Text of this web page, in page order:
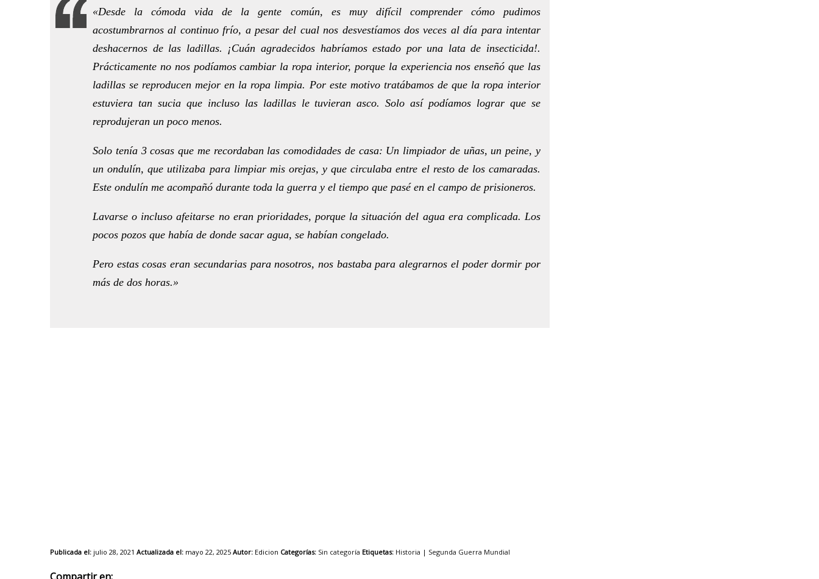
«Desde la cómoda vida de la gente común, es muy difícil comprender cómo pudimos
acostumbrarnos al continuo frío, a pesar del cual nos desvestíamos dos veces al día para intentar
deshacernos de las ladillas. ¡Cuán agradecidos habríamos estado por una lata de insecticida!.
Prácticamente no nos podíamos cambiar la ropa interior, porque la experiencia nos enseñó que las
ladillas se reproducen mejor en la ropa limpia. Por este motivo tratábamos de que la ropa interior
estuviera tan sucia que incluso las ladillas le tuvieran asco. Solo así podíamos lograr que se
reprodujeran un poco menos.
Solo tenía 3 cosas que me recordaban las comodidades de casa: Un limpiador de uñas, un peine, y
un ondulín, que utilizaba para limpiar mis orejas, y que circulaba entre el resto de los camaradas.
Este ondulín me acompañó durante toda la guerra y el tiempo que pasé en el campo de prisioneros.
Lavarse o incluso afeitarse no eran prioridades, porque la situación del agua era complicada. Los
pocos pozos que había de donde sacar agua, se habían congelado.
Pero estas cosas eran secundarias para nosotros, nos bastaba para alegrarnos el poder dormir por
más de dos horas.»
Publicada el: julio 28, 2021 Actualizada el: mayo 22, 2025 Autor: Edicion Categorías: Sin categoría Etiquetas: Historia | Segunda Guerra Mundial
Compartir en: